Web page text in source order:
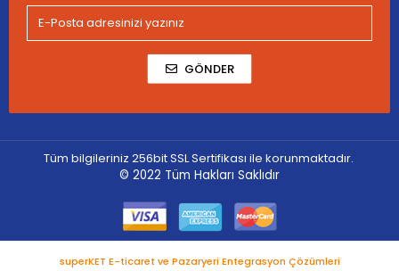
GÖNDER
Tüm bilgileriniz 256bit SSL Sertifikası ile korunmaktadır.
© 2022 Tüm Hakları Saklıdır
superKET E-ticaret ve Pazaryeri Entegrasyon Çözümleri